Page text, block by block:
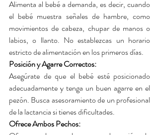
Alimenta al bebé a demanda, es decir, cuando
el bebé muestra señales de hambre, como
movimientos de cabeza, chupar de manos o
labios, o llanto. No establezcas un horario
estricto de alimentación en los primeros días.
Posición y Agarre Correctos:
Asegúrate de que el bebé esté posicionado
adecuadamente y tenga un buen agarre en el
pezón. Busca asesoramiento de un profesional
de la lactancia si tienes dificultades.
Ofrece Ambos Pechos: